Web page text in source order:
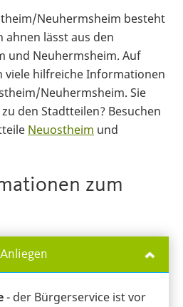
Neuhermsheim besteht
ahnen lässt aus den
und Neuhermsheim. Auf
viele hilfreiche Informationen
Neuhermsheim. Sie
den Stadtteilen? Besuchen
Neuostheim und
zum
- der Bürgerservice ist vor